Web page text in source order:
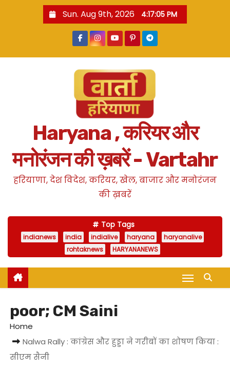
Sun. Aug 9th, 2026 4:17:06 PM
Haryana , करियर और
मनोरंजन की ख़बरें - Vartahr
हरियाणा, देश विदेश, करियर, खेल, बाजार और मनोरंजन
की ख़बरें
Top Tags
indianews india indialive haryana
haryanalive
rohtaknews
HARYANANEWS
poor; CM Saini
Home
Nalwa Rally : कांग्रेस और हुड्डा ने गरीबों का शोषण किया :
सीएम सैनी